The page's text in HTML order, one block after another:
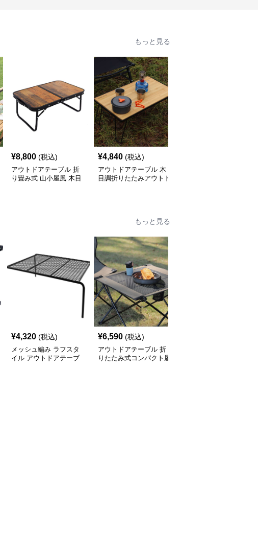
もっと見る
¥8,800 (税込)
アウトドアテーブル 折
り畳み式 山小屋風 木目
¥4,840 (税込)
アウトドアテーブル 木
目調折りたたみアウトド
もっと見る
¥4,320 (税込)
メッシュ編み ラフスタ
イル アウトドアテーブ
¥6,590 (税込)
アウトドアテーブル 折
りたたみ式コンパクト屋